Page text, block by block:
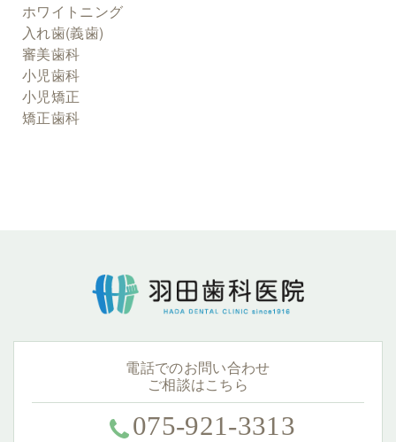
ホワイトニング
入れ歯(義歯)
審美歯科
小児歯科
小児矯正
矯正歯科
電話でのお問い合わせ
ご相談はこちら
075-921-3313